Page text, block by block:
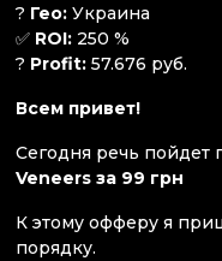
? Гео: Украина
✅ ROI: 250 %
? Profit: 57.676 руб.
Всем привет!
Сегодня речь пойдет
Veneers за 99 грн
К этому офферу я
порядку.